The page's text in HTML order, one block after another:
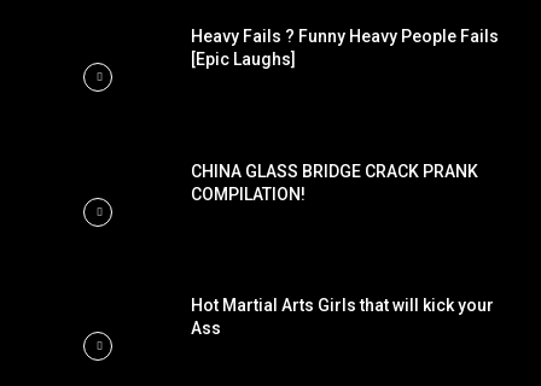
Heavy Fails ? Funny Heavy People Fails
[Epic Laughs]
CHINA GLASS BRIDGE CRACK PRANK
COMPILATION!
Hot Martial Arts Girls that will kick your
Ass